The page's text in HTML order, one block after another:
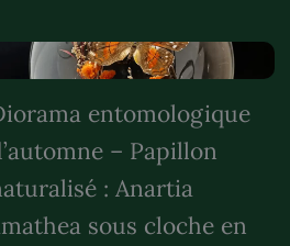
entomologique
– Papillon
: Anartia
sous cloche en